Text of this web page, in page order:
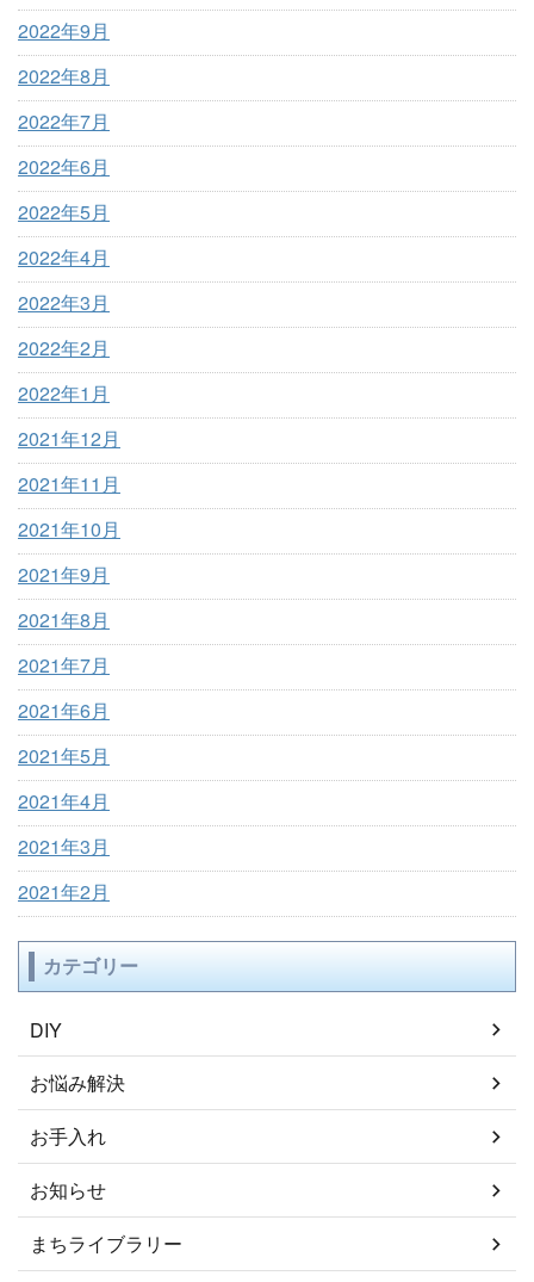
2022年9月
2022年8月
2022年7月
2022年6月
2022年5月
2022年4月
2022年3月
2022年2月
2022年1月
2021年12月
2021年11月
2021年10月
2021年9月
2021年8月
2021年7月
2021年6月
2021年5月
2021年4月
2021年3月
2021年2月
カテゴリー
DIY
お悩み解決
お手入れ
お知らせ
まちライブラリー